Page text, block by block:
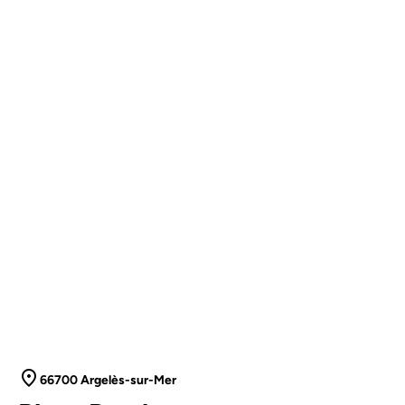
66700 Argelès-sur-Mer